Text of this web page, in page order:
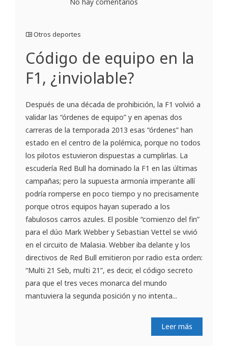
Otros deportes
Código de equipo en la
F1, ¿inviolable?
Después de una década de prohibición, la F1 volvió a
validar las “órdenes de equipo” y en apenas dos
carreras de la temporada 2013 esas “órdenes” han
estado en el centro de la polémica, porque no todos
los pilotos estuvieron dispuestas a cumplirlas. La
escudería Red Bull ha dominado la F1 en las últimas
campañas; pero la supuesta armonía imperante allí
podría romperse en poco tiempo y no precisamente
porque otros equipos hayan superado a los
fabulosos carros azules. El posible “comienzo del fin”
para el dúo Mark Webber y Sebastian Vettel se vivió
en el circuito de Malasia. Webber iba delante y los
directivos de Red Bull emitieron por radio esta orden:
“Multi 21 Seb, multi 21”, es decir, el código secreto
para que el tres veces monarca del mundo
mantuviera la segunda posición y no intenta...
Leer más